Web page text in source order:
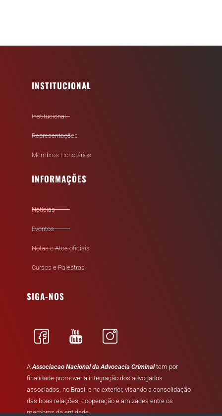
INSTITUCIONAL
Institucional
Representações
Membros Honorários
INFORMAÇÕES
Notícias
Eventos
Notas e Atos oficiais
Cursos e Palestras
SIGA-NOS
A Associacao Nacional da Advocacia Criminaltem por
finalidade promover a integração dos advogados
associados, no Brasil e no exterior, visando a consolidação
das boas relações, cooperação e amizades entre os
membros da entidade.